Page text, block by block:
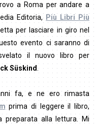
a Roma per andare a
Editoria, Più Libri Più
per lasciare in giro nel
evento ci saranno di
il nuovo libro per
Süskind.
fa, e ne ero rimasta
prima di leggere il libro,
preparata alla lettura. Mi